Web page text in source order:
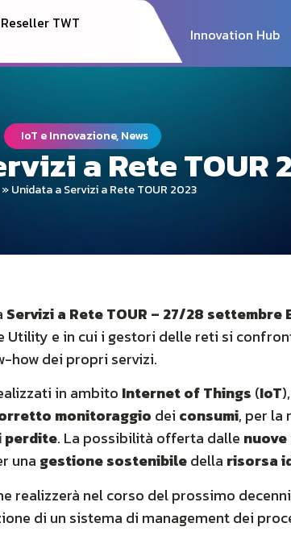
Reseller TWT
Innovation Hub
IoT e Innovazione, News
a Rete TOUR
Unidata a Servizi a Rete TOUR 2023
Servizi a Rete TOUR – 27/28 settembre
Utility e in cui i gestori delle reti si
how dei propri servizi.
in ambito Internet of Things (IoT
monitoraggio dei consumi, per la
perdite. La possibilità offerta dalle
una gestione sostenibiledella risorsa
realizzerà nel corso del prossimo
di un sistema di management dei